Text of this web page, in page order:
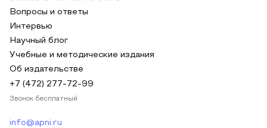
Вопросы и ответы
Интервью
Научный блог
Учебные и методические издания
Об издательстве
+7 (472) 277-72-99
Звонок бесплатный
info@apni.ru